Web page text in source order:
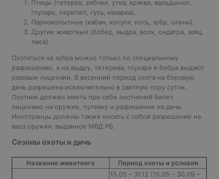
Птицы (тетерев, рябчик, утка, кряква, вальдшнеп,
глухарь, перепел, гусь, казарка).
Парнокопытные (кабан, косуля, лось, зубр, олень).
Другие животные (бобер, выдра, волк, ондатра, заяц,
лиса).
Охотиться на зубра можно только по специальному
разрешению, а на выдру, тетерева, глухаря и бобра выдают
разовые лицензии. В весенний период охота на боровую
дичь разрешена исключительно в светлую пору суток.
Охотник должен иметь при себе охотничий билет,
лицензию на оружие, путевку и разрешение на дичь.
Иностранцы должны также носить с собой разрешение на
ввоз оружия, выданное МВД РБ.
Сезоны охоты и дичь
Название животного Период охоты и условия
15.05 – 31.12 (15.05 – 30.09 –